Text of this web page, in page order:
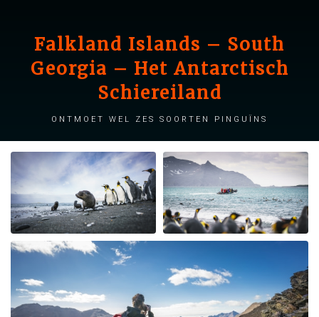
Falkland Islands – South
Georgia – Het Antarctisch
Schiereiland
Ontmoet wel zes soorten pinguïns